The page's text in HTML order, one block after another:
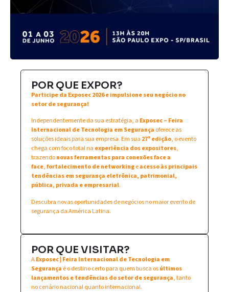
POR QUE EXPOR?
Participe da Exposec 2026 e impulsione seu negócio no
setor de segurança!
Independentemente da sua estratégia, a Exposec – Feira
Internacional de Tecnologia em Segurança oferece as
soluções ideais para sua empresa. Em sua 27ª edição, o evento
chega com foco total na experiência dos expositores,
trazendonovas ferramentas para conexões face a
face,fortalecimento de networkingeacesso às principais
tendências em segurança eletrônica, patrimonial,
pública, privada e empresarial.
Descubra novas oportunidades de negócios no maior evento de
segurança da América Latina.
POR QUE VISITAR?
AExposec | Feira Internacional de Tecnologia em
Segurança é o destino certo para quem busca osúltimos
lançamentos e tendências do setor de segurança, tanto
no cenário nacional quanto internacional.